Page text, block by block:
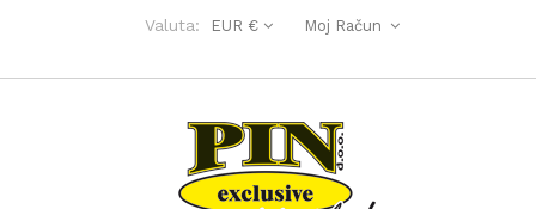
Valuta: EUR € Moj Račun